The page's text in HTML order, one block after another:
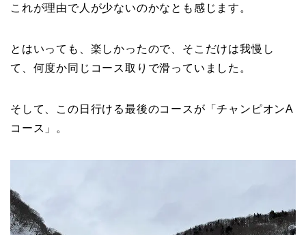
これが理由で人が少ないのかなとも感じます。
とはいっても、楽しかったので、そこだけは我慢し
て、何度か同じコース取りで滑っていました。
そして、この日行ける最後のコースが「チャンピオンA
コース」。